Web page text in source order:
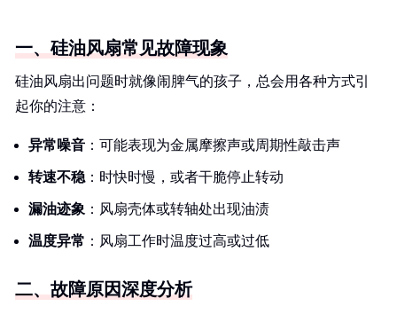
一、硅油风扇常见故障现象
硅油风扇出问题时就像闹脾气的孩子，总会用各种方式引
起你的注意：
异常噪音 ：可能表现为金属摩擦声或周期性敲击声
转速不稳 ：时快时慢，或者干脆停止转动
漏油迹象 ：风扇壳体或转轴处出现油渍
温度异常 ：风扇工作时温度过高或过低
二、故障原因深度分析